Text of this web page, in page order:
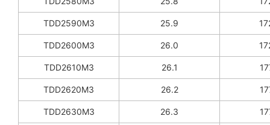
TDD2590M3 25.9
TDD2600M3 26.0
TDD2610M3 26.1
TDD2620M3 26.2
TDD2630M3 26.3